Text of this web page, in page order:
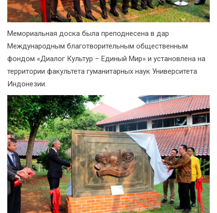
Мемориальная доска была преподнесена в дар
Международным благотворительным общественным
фондом «Диалог Культур – Единый Мир» и установлена на
территории факультета гуманитарных наук Университета
Индонезии.